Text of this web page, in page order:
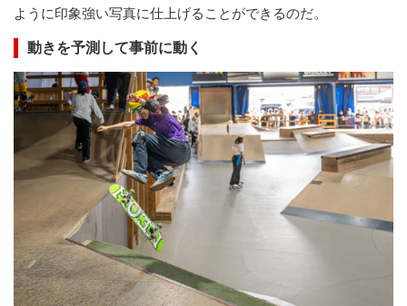
ように印象強い写真に仕上げることができるのだ。
動きを予測して事前に動く